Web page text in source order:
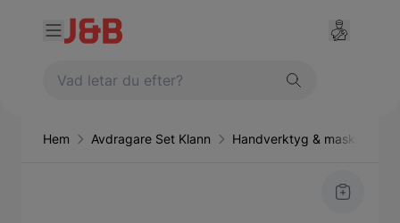
Hem Avdragare Set Klann Handverktyg & maskiner